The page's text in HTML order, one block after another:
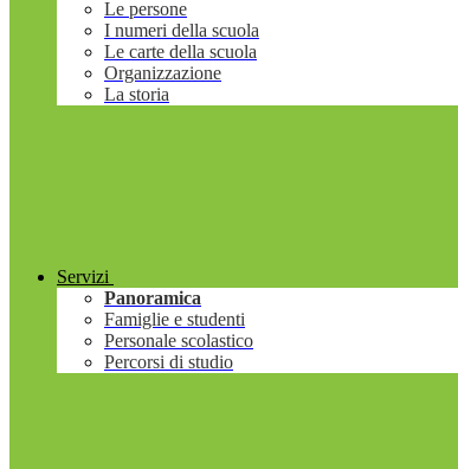
Le persone
I numeri della scuola
Le carte della scuola
Organizzazione
La storia
Servizi
Panoramica
Famiglie e studenti
Personale scolastico
Percorsi di studio